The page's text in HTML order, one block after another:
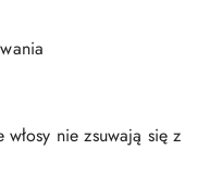
nie zsuwają się z